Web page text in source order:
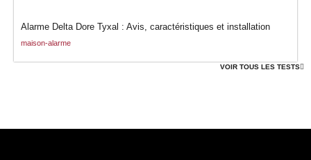
Alarme Delta Dore Tyxal : Avis, caractéristiques et installation
maison-alarme
VOIR TOUS LES TESTS